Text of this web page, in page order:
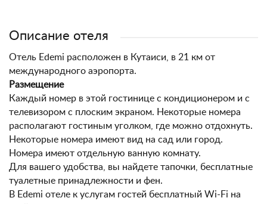
Описание отеля
Отель Edemi расположен в Кутаиси, в 21 км от
международного аэропорта.
Размещение
Каждый номер в этой гостинице с кондиционером и с
телевизором с плоским экраном. Некоторые номера
располагают гостиным уголком, где можно отдохнуть.
Некоторые номера имеют вид на сад или город.
Номера имеют отдельную ванную комнату.
Для вашего удобства, вы найдете тапочки, бесплатные
туалетные принадлежности и фен.
В Edemi отеле к услугам гостей бесплатный Wi-Fi на